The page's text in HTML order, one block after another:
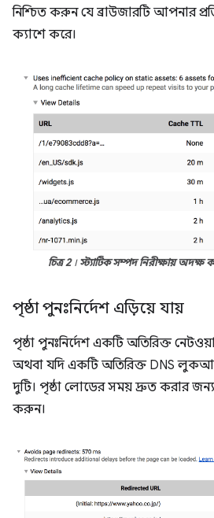
নিশ্চিত করুন যে ব্রাউজারটি আপনার
ক্যাশে করে।
চিত্র 2।স্ট্যাটিক সম্পদ নিরীক্ষায় অদক্ষ
পৃষ্ঠা পুনঃনির্দেশ এড়িয়ে যায়
পৃষ্ঠা পুনঃনির্দেশ একটি অতিরিক্ত
অথবা যদি একটি অতিরিক্ত DNS
দুটি। পৃষ্ঠা লোডের সময় দ্রুত করার
করুন।